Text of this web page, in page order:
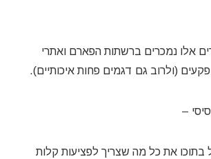
אלו נמכרים ברשתות הפארם ואתרי
(ולרוב גם דגמים פחות איכותיים).
–
בתוכו את כל מה שצריך לפציעות קלות